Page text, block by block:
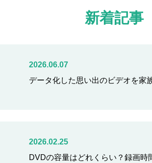
新着記事
2026.06.07
データ化した思い出のビデオを家
2026.02.25
DVDの容量はどれくらい？録画時